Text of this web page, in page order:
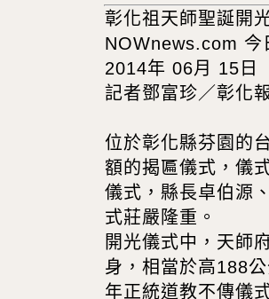
彰化祖天師聖誕開
NOWnews.com 今
2014年 06月 15日
記者鄧富珍／彰化
位於彰化縣芬園的
額的揭匾儀式，儀
儀式，縣長卓伯源
式莊嚴隆重。
開光儀式中，天師
身，相當於高188
年正統道教不傳儀